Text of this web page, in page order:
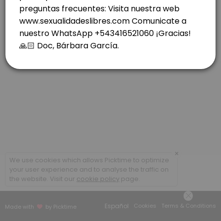
ROSARIO: RIOJA 1037- C. FINA MIERCOLES.
others · 40 min · ARS70000.0
CABA- COLEGIALES- LUNES
others · 30 min · ARS70000.0
Made with by Picktime Español Cookies Terms & Conditions
×
We use cookies which allows Picktime to optimize
your user experience and to analyse the traffic on
the website. Visit our cookie policy page.